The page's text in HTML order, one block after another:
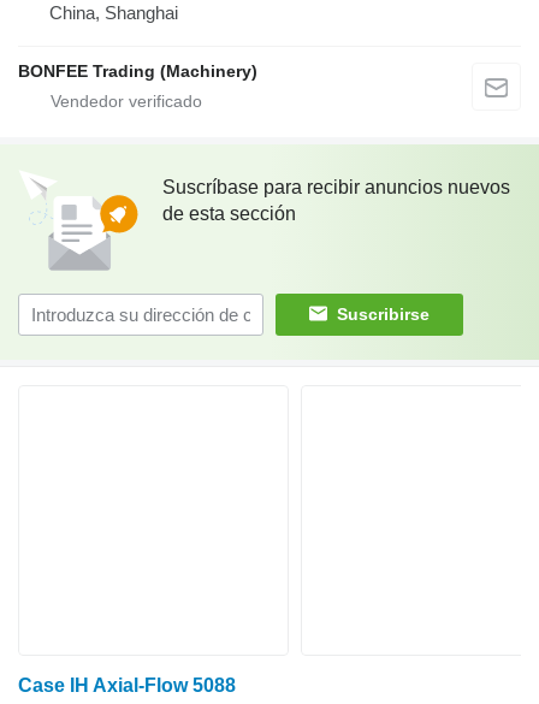
China, Shanghai
BONFEE Trading (Machinery)
Suscríbase para recibir anuncios nuevos
de esta sección
Suscribirse
Case IH Axial-Flow 5088